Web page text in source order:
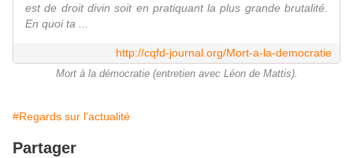
est de droit divin soit en pratiquant la plus grande brutalité.
En quoi ta ...
http://cqfd-journal.org/Mort-a-la-democratie
Mort à la démocratie (entretien avec Léon de Mattis).
#Regards sur l'actualité
Partager